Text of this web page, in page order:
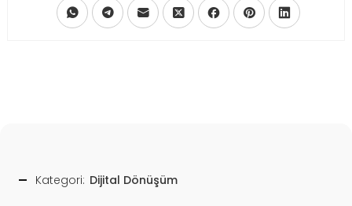
Kategori: Dijital Dönüşüm